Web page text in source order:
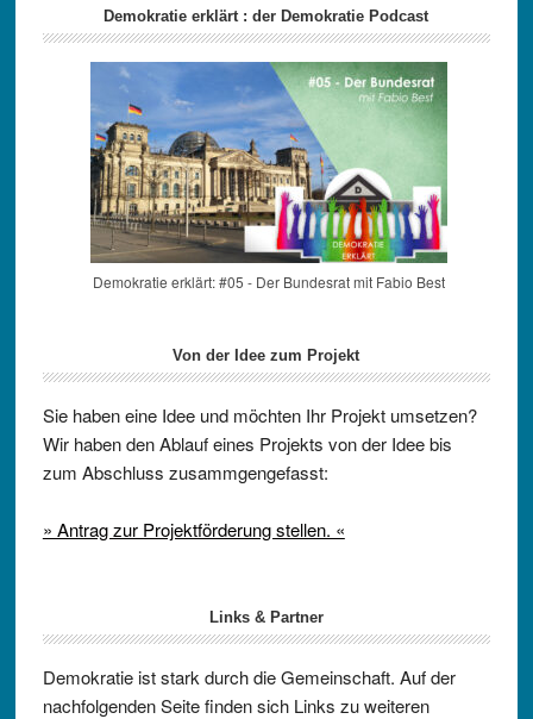
Demokratie erklärt : der Demokratie Podcast
Demokratie erklärt: #05 - Der Bundesrat mit Fabio Best
Von der Idee zum Projekt
Sie haben eine Idee und möchten Ihr Projekt umsetzen?
Wir haben den Ablauf eines Projekts von der Idee bis
zum Abschluss zusammgengefasst:
» Antrag zur Projektförderung stellen. «
Links & Partner
Demokratie ist stark durch die Gemeinschaft. Auf der
nachfolgenden Seite finden sich Links zu weiteren